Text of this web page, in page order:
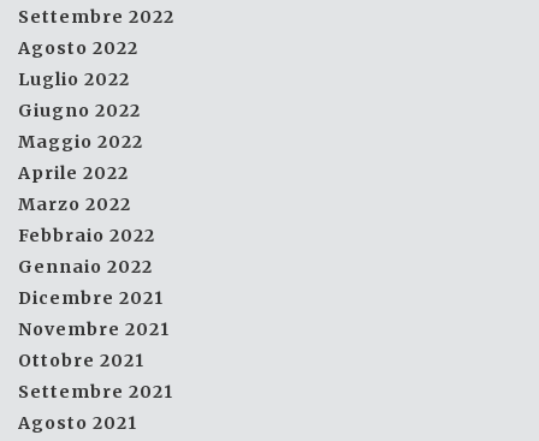
Settembre 2022
Agosto 2022
Luglio 2022
Giugno 2022
Maggio 2022
Aprile 2022
Marzo 2022
Febbraio 2022
Gennaio 2022
Dicembre 2021
Novembre 2021
Ottobre 2021
Settembre 2021
Agosto 2021